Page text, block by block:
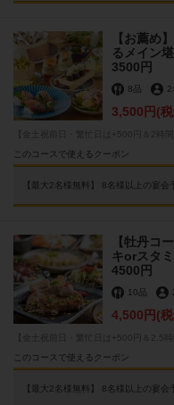
【お薦め
るメイン
3500円
8品 2
3,500円 (
このコースで使えるクーポン
【最大2名様無料】 8名様以上の宴会
【牡丹コ
キorスタ
4500円
10品
4,500円 (
このコースで使えるクーポン
【最大2名様無料】 8名様以上の宴会